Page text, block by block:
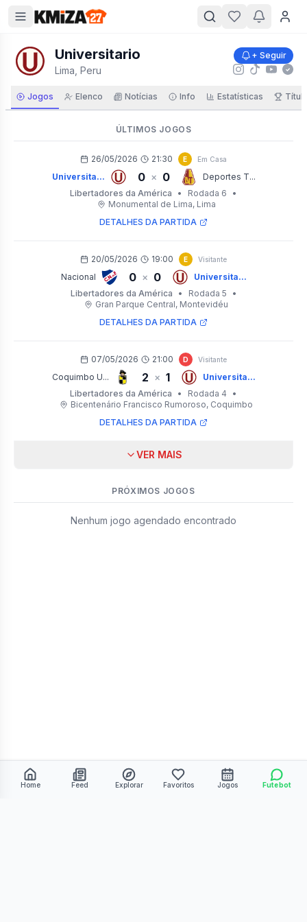
Universitario
Lima, Peru
+ Seguir
Jogos Elenco Notícias Info Estatísticas
ÚLTIMOS JOGOS
26/05/2026 21:30 E Em Casa
Universita... 0 × 0
Deportes T...
Libertadores da América
• Rodada 6
•
Monumental de Lima, Lima
DETALHES DA PARTIDA
20/05/2026 19:00 E Visitante
Nacional 0 × 0
Universita...
Libertadores da América
• Rodada 5
•
Gran Parque Central, Montevidéu
DETALHES DA PARTIDA
07/05/2026 21:00 D Visitante
Coquimbo U... 2 × 1
Universita...
Libertadores da América
• Rodada 4
•
Bicentenário Francisco Rumoroso, Coquimbo
DETALHES DA PARTIDA
VER MAIS
PRÓXIMOS JOGOS
Nenhum jogo agendado encontrado
Home Feed Explorar Favoritos Jogos Futebot